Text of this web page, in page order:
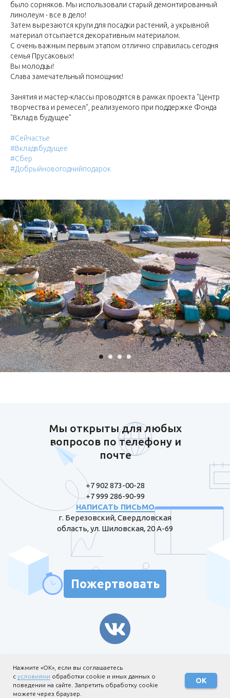
было сорняков. Мы использовали старый демонтированный
линолеум - все в дело!
Затем вырезаются круги для посадки растений, а укрывной
материал отсыпается декоративным материалом.
С очень важным первым этапом отлично справилась сегодня
семья Прусаковых!
Вы молодцы!
Слава замечательный помощник!
Занятия и мастер-классы проводятся в рамках проекта "Центр
творчества и ремесел", реализуемого при поддержке Фонда
"Вклад в будущее"
#Сейчастье
#Вкладвбудущее
#Сбер
#Добрыйновогоднийподарок
Нажмите «ОК», если вы соглашаетесь
с условиями обработки cookie и иных данных о
поведении на сайте. Запретить обработку cookie
можете через браузер.
ОК
Мы открыты для любых
вопросов по телефону и
почте
+7 902 873-00-28
+7 999 286-90-99
НАПИСАТЬ ПИСЬМО
г. Березовский, Свердловская
область, ул. Шиловская, 20 А-69
Политика обработки
персональных данных
Пожертвовать